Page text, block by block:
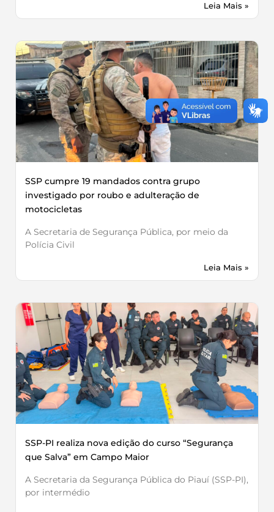
Leia Mais »
SSP cumpre 19 mandados contra grupo
investigado por roubo e adulteração de
motocicletas
A Secretaria de Segurança Pública, por meio da
Polícia Civil
Leia Mais »
SSP-PI realiza nova edição do curso “Segurança
que Salva” em Campo Maior
A Secretaria da Segurança Pública do Piauí (SSP-PI),
por intermédio